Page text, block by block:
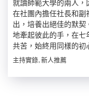
就讀師範大學的兩人
在社團內擔任社長和
出，培養出絕佳的默
地牽起彼此的手，在
共苦，始終用同樣的
主持實錄, 新人推薦